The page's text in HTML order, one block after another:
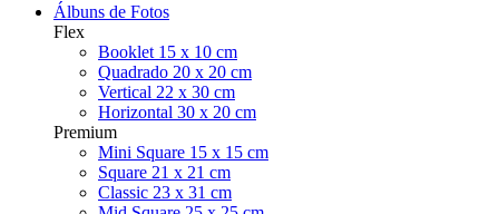
Álbuns de Fotos
Flex
Booklet 15 x 10 cm
Quadrado 20 x 20 cm
Vertical 22 x 30 cm
Horizontal 30 x 20 cm
Premium
Mini Square 15 x 15 cm
Square 21 x 21 cm
Classic 23 x 31 cm